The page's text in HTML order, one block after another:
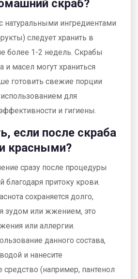
скраб?
натуральными ингредиентами
следует хранить в
более 1-2 недель. Скрабы
и масел могут храниться
готовить свежие порции
для
и гигиены.
если после скраба
красными?
сразу после процедуры
благодаря притоку крови.
сохраняется долго,
зудом или жжением, это
или аллергии.
данного состава,
и нанесите
(например, пантенол